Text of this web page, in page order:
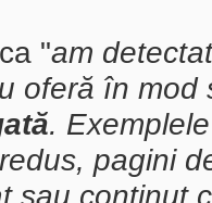
"am
oferă în
.
pagini
sau conținut